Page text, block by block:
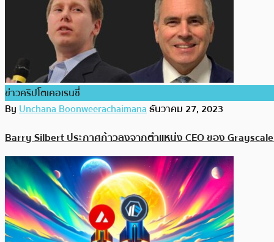
ข่าวคริปโตเคอเรนซี่
ByUnchana Boonweerachaimanaธันวาคม 27, 2023
Barry Silbert ประกาศก้าวลงจากตำแหน่ง CEO ของ